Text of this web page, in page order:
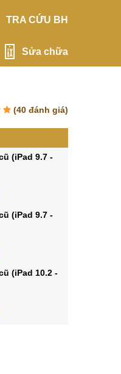
TRA CỨU BH
Sửa chữa
(40 đánh giá)
(iPad 9.7 -
(iPad 9.7 -
(iPad 10.2 -